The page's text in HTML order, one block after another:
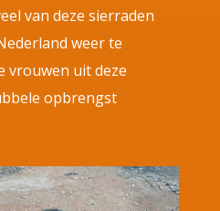
van deze sierraden
weer te
vrouwen uit deze
opbrengst